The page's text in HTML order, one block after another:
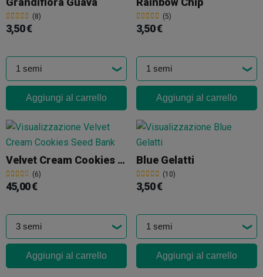
(8)
3,50 €
Aggiungi al carrello
(5)
3,50 €
Aggiungi al carrello
Velvet Cream Cookies Seed Bank
(6)
45,00 €
Aggiungi al carrello
Blue Gelatti
(10)
3,50 €
Aggiungi al carrello